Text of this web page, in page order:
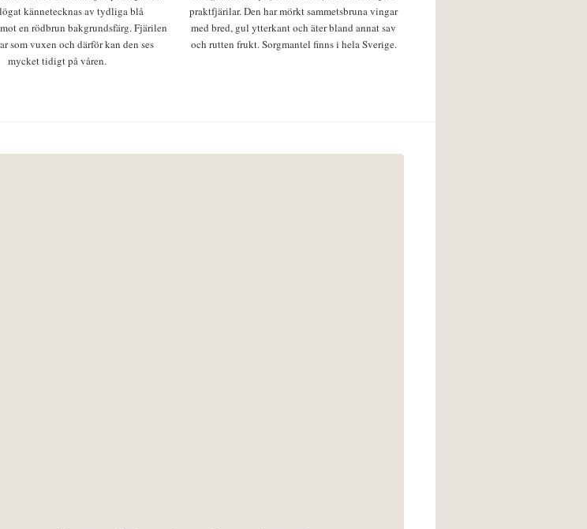
kännetecknas av tydliga blå
en rödbrun bakgrundsfärg. Fjärilen
som vuxen och därför kan den ses
mycket tidigt på våren.
praktfjärilar. Den har mörkt sammetsbruna vingar
med bred, gul ytterkant och äter bland annat sav
och rutten frukt. Sorgmantel finns i hela Sverige.